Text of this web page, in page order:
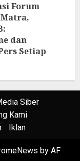
Forum
dan
Setiap
Siber
Kami
Iklan
by AF